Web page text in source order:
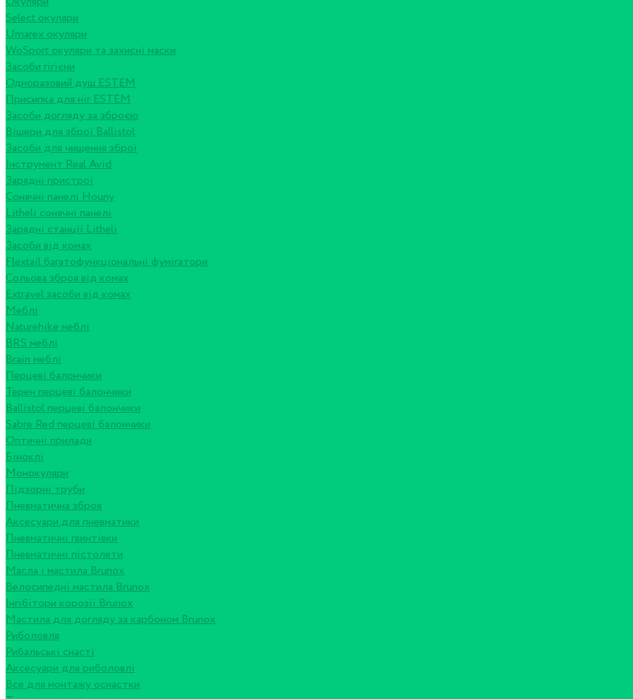
Select окуляри
Umarex окуляри
WoSport окуляри та захисні маски
Засоби гігієни
Одноразовий душ ESTEM
Присипка для ніг ESTEM
Засоби догляду за зброєю
Вішери для зброї Ballistol
Засоби для чищення зброї
Інструмент Real Avid
Зарядні пристрої
Сонячні панелі Houny
Litheli сонячні панелі
Зарядні станції Litheli
Засоби від комах
Flextail багатофункціональні фумігатори
Сольова зброя від комах
Extravel засоби від комах
Меблі
Naturehike меблі
BRS меблі
Brain меблі
Перцеві балончики
Терен перцеві балончики
Ballistol перцеві балончики
Sabre Red перцеві балончики
Оптичні прилади
Біноклі
Монокуляри
Підзорні труби
Пневматична зброя
Аксесуари для пневматики
Пневматичні гвинтівки
Пневматичні пістолети
Масла і мастила Brunox
Велосипедні мастила Brunox
Інгібітори корозії Brunox
Мастила для догляду за карбоном Brunox
Риболовля
Рибальські снасті
Аксесуари для риболовлі
Все для монтажу оснастки